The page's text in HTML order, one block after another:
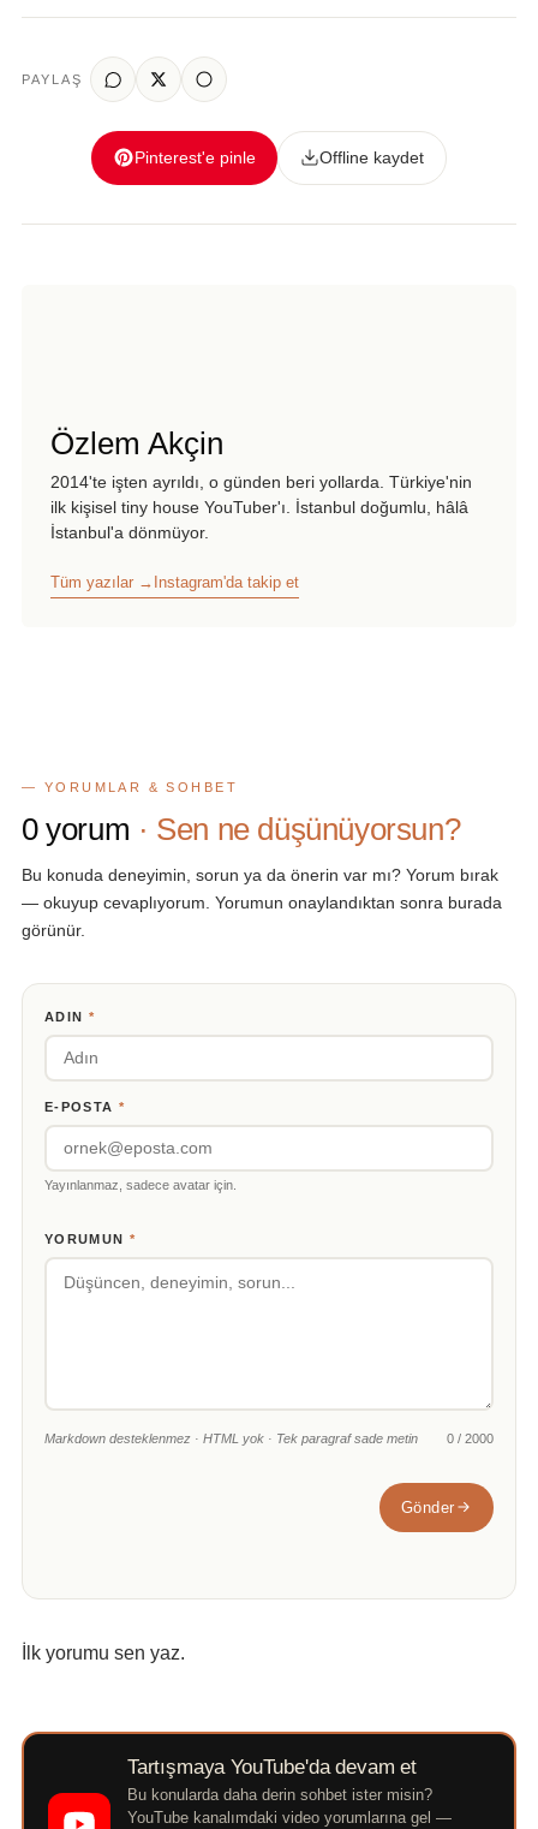
PAYLAŞ
Pinterest'e pinle Offline kaydet
Özlem Akçin
2014'te işten ayrıldı, o günden beri yollarda. Türkiye'nin
ilk kişisel tiny house YouTuber'ı. İstanbul doğumlu, hâlâ
İstanbul'a dönmüyor.
Tüm yazılar → Instagram'da takip et
— YORUMLAR & SOHBET
0yorum · Sen ne düşünüyorsun?
Bu konuda deneyimin, sorun ya da önerin var mı? Yorum bırak
— okuyup cevaplıyorum. Yorumun onaylandıktan sonra burada
görünür.
ADIN *
E-POSTA *
Yayınlanmaz, sadece avatar için.
YORUMUN *
Markdown desteklenmez · HTML yok · Tek paragraf sade metin 0 / 2000
Gönder
İlk yorumu sen yaz.
Tartışmaya YouTube'da devam et
Bu konularda daha derin sohbet ister misin?
YouTube kanalımdaki video yorumlarına gel —